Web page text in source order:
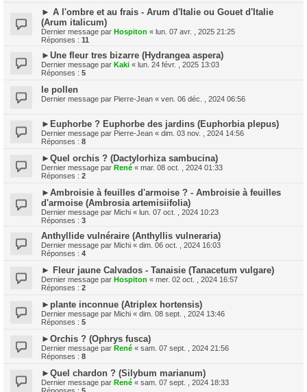
► A l'ombre et au frais - Arum d'Italie ou Gouet d'Italie
(Arum italicum)
Dernier message par Hospiton « lun. 07 avr. , 2025 21:25
Réponses : 11
►Une fleur tres bizarre (Hydrangea aspera)
Dernier message par Kaki « lun. 24 févr. , 2025 13:03
Réponses : 5
le pollen
Dernier message par Pierre-Jean « ven. 06 déc. , 2024 06:56
►Euphorbe ? Euphorbe des jardins (Euphorbia plepus)
Dernier message par Pierre-Jean « dim. 03 nov. , 2024 14:56
Réponses : 8
►Quel orchis ? (Dactylorhiza sambucina)
Dernier message par René « mar. 08 oct. , 2024 01:33
Réponses : 2
►Ambroisie à feuilles d'armoise ? - Ambroisie à feuilles
d'armoise (Ambrosia artemisiifolia)
Dernier message par Michi « lun. 07 oct. , 2024 10:23
Réponses : 3
Anthyllide vulnéraire (Anthyllis vulneraria)
Dernier message par Michi « dim. 06 oct. , 2024 16:03
Réponses : 4
► Fleur jaune Calvados - Tanaisie (Tanacetum vulgare)
Dernier message par Hospiton « mer. 02 oct. , 2024 16:57
Réponses : 2
►plante inconnue (Atriplex hortensis)
Dernier message par Michi « dim. 08 sept. , 2024 13:46
Réponses : 5
►Orchis ? (Ophrys fusca)
Dernier message par René « sam. 07 sept. , 2024 21:56
Réponses : 8
►Quel chardon ? (Silybum marianum)
Dernier message par René « sam. 07 sept. , 2024 18:33